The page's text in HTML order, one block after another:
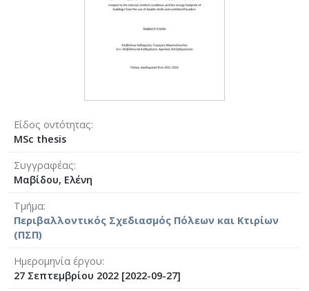
Είδος οντότητας
MSc thesis
Συγγραφέας
Μαβίδου, Ελένη
Τμήμα
Περιβαλλοντικός Σχεδιασμός Πόλεων και Κτιρίων
(ΠΣΠ)
Ημερομηνία έργου
27 Σεπτεμβρίου 2022 [2022-09-27]